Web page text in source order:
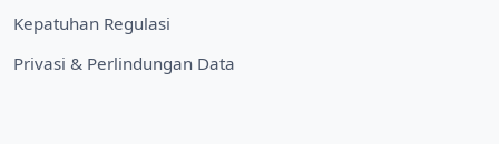
Kepatuhan Regulasi
Privasi & Perlindungan Data